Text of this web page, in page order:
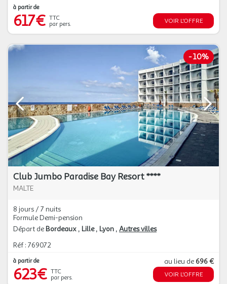
à partir de
617€ TTC
par pers.
VOIR L'OFFRE
-10%
Club Jumbo Paradise Bay Resort ****
MALTE
8 jours / 7 nuits
Formule Demi-pension
Départ de Bordeaux Lille Lyon Autres villes
Réf : 769072
à partir de
623€ TTC
par pers.
au lieu de 696 €
VOIR L'OFFRE